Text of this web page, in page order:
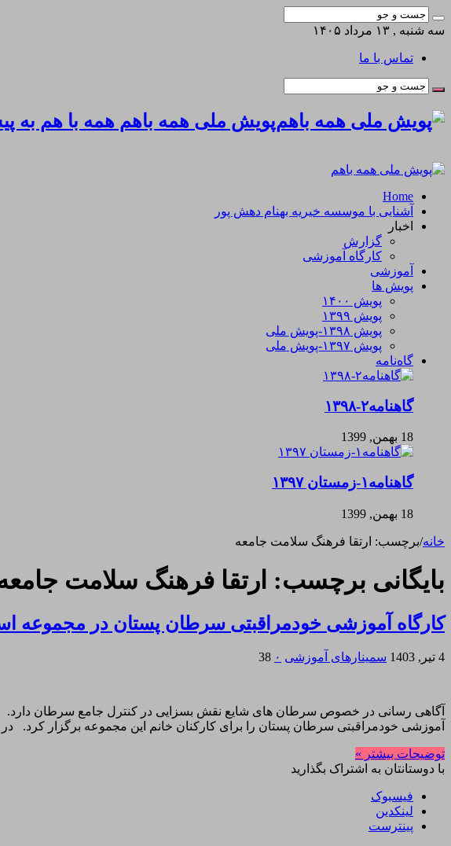
سه شنبه , ۱۳ مرداد ۱۴۰۵
تماس با ما
پویش ملی همه باهم همه با هم به
Home
آشنایی با موسسه خیریه بهنام دهش پور
اخبار
گزارش
کارگاه آموزشی
آموزشی
پویش ها
پویش ۱۴۰۰
پویش ۱۳۹۹
پویش ۱۳۹۸-پویش ملی
پویش ۱۳۹۷-پویش ملی
گاه‌نامه
گاهنامه۲-۱۳۹۸
18 بهمن, 1399
گاهنامه۱-زمستان ۱۳۹۷
18 بهمن, 1399
خانه/برچسب: ارتقا فرهنگ سلامت جامعه
بایگانی برچسب: ارتقا فرهنگ سلامت
کارگاه آموزشی خودمراقبتی سرطان پستان در مجموعه
4 تیر, 1403 سمینارهای آموزشی ۰ 38
آموزشی خودمراقبتی سرطان پستان را برای کارکنان خانم این مجموعه برگزار کرد.
توضیحات بیشتر »
با دوستانتان به اشتراک بگذارید
فیسبوک
لینکدین
پینترست